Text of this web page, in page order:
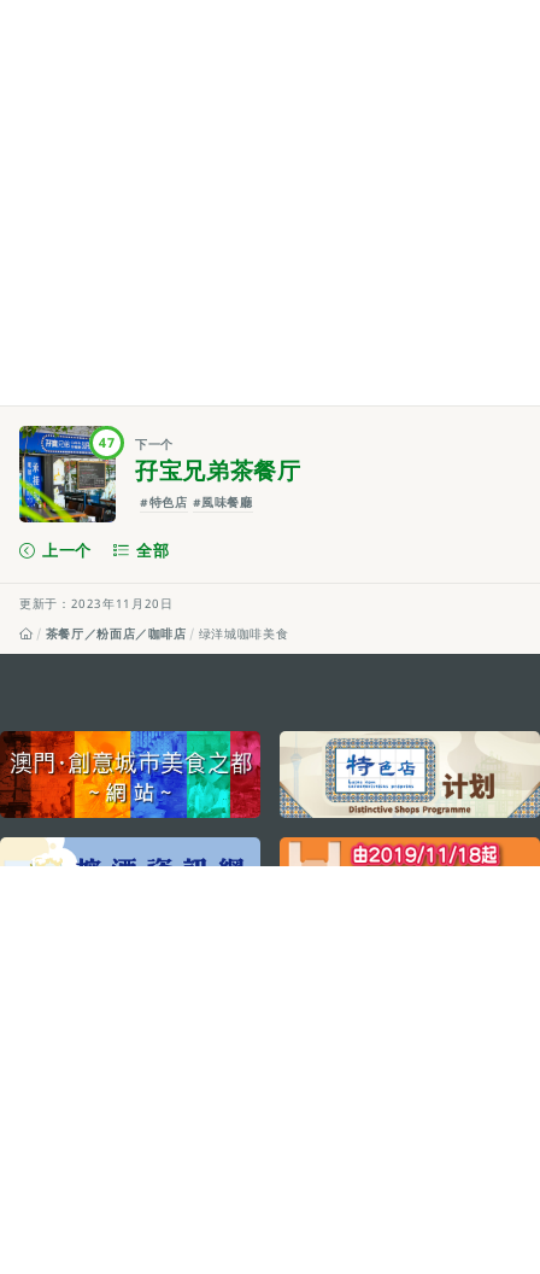
47 下一个
孖宝兄弟茶餐厅
#特色店 #風味餐廳
上一个 全部
更新于：2023年11月20日
茶餐厅／粉面店／咖啡店
绿洋城咖啡美食
external links